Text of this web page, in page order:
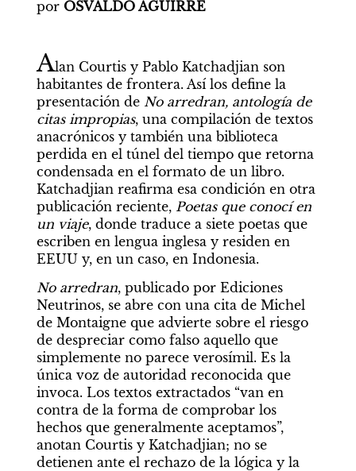
por OSVALDO AGUIRRE
Alan Courtis y Pablo Katchadjian son
habitantes de frontera. Así los define la
presentación de No arredran, antología de
citas impropias, una compilación de textos
anacrónicos y también una biblioteca
perdida en el túnel del tiempo que retorna
condensada en el formato de un libro.
Katchadjian reafirma esa condición en otra
publicación reciente, Poetas que conocí en
un viaje, donde traduce a siete poetas que
escriben en lengua inglesa y residen en
EEUU y, en un caso, en Indonesia.
No arredran, publicado por Ediciones
Neutrinos, se abre con una cita de Michel
de Montaigne que advierte sobre el riesgo
de despreciar como falso aquello que
simplemente no parece verosímil. Es la
única voz de autoridad reconocida que
invoca. Los textos extractados “van en
contra de la forma de comprobar los
hechos que generalmente aceptamos”,
anotan Courtis y Katchadjian; no se
detienen ante el rechazo de la lógica y la